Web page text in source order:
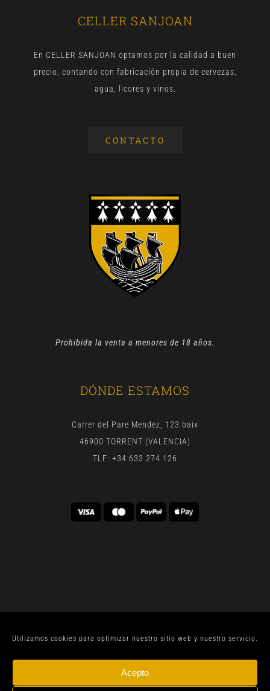
Utilizamos cookies para optimizar nuestro sitio web y nuestro servicio.
Acepto
CELLER SANJOAN
En CELLER SANJOAN optamos por la calidad a buen
precio, contando con fabricación propia de cervezas,
agua, licores y vinos.
CONTACTO
Prohibida la venta a menores de 18 años.
DÓNDE ESTAMOS
Carrer del Pare Mendez, 123 baix
46900 TORRENT (VALENCIA)
TLF: +34 633 274 126
LOS DERECHOS RESERVADOS | BY